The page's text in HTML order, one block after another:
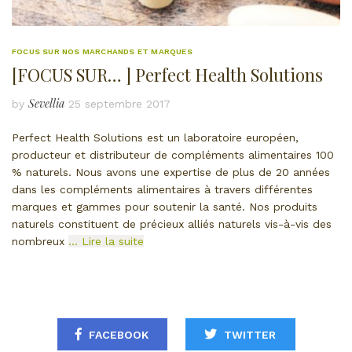
FOCUS SUR NOS MARCHANDS ET MARQUES
[FOCUS SUR… ] Perfect Health Solutions
by Sevellia 25 septembre 2017
Perfect Health Solutions est un laboratoire européen,
producteur et distributeur de compléments alimentaires 100
% naturels. Nous avons une expertise de plus de 20 années
dans les compléments alimentaires à travers différentes
marques et gammes pour soutenir la santé. Nos produits
naturels constituent de précieux alliés naturels vis-à-vis des
nombreux … Lire la suite
FACEBOOK TWITTER